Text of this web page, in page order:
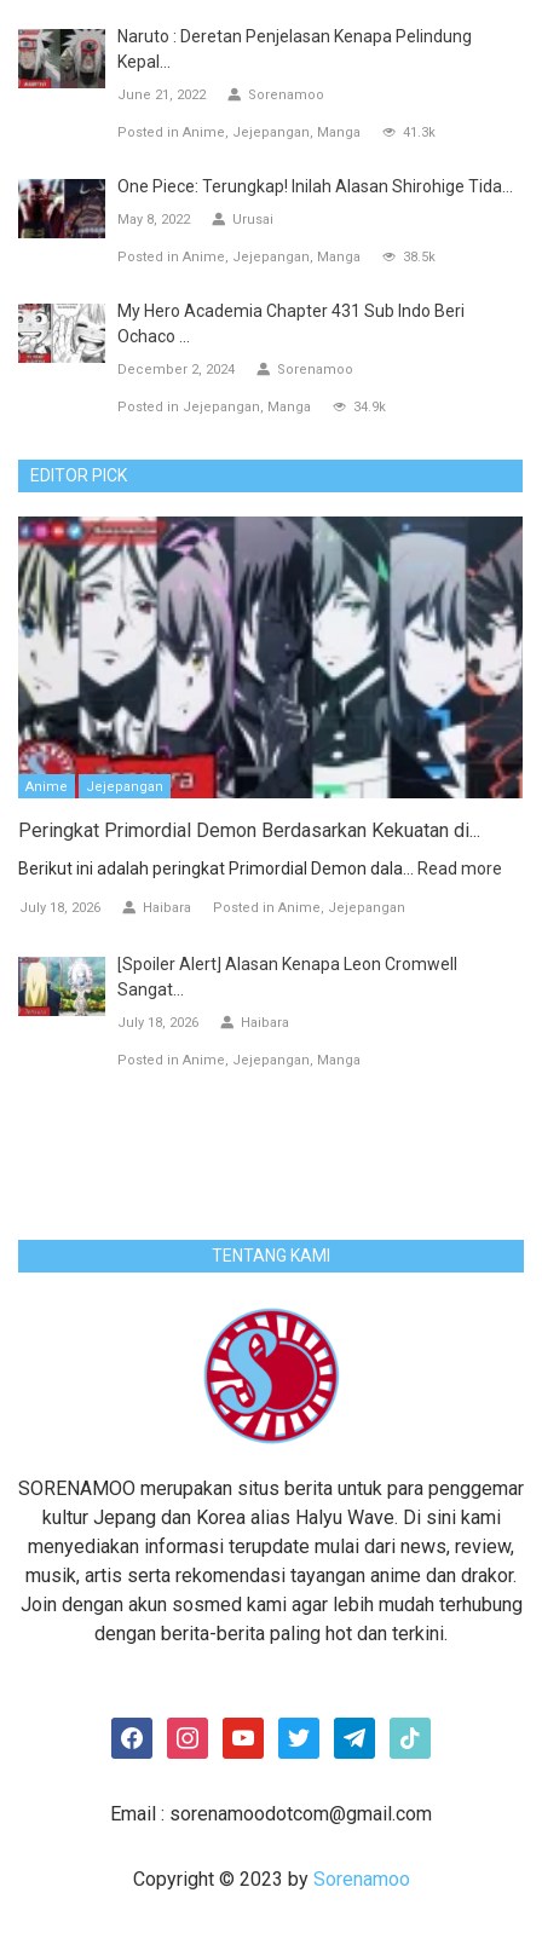
Naruto : Deretan Penjelasan Kenapa Pelindung
Kepal...
June 21, 2022 Sorenamoo
Posted in Anime Jejepangan Manga 41.3k
One Piece: Terungkap! Inilah Alasan Shirohige Tida...
May 8, 2022 Urusai
Posted in Anime Jejepangan Manga 38.5k
My Hero Academia Chapter 431 Sub Indo Beri
Ochaco ...
December 2, 2024 Sorenamoo
Posted in Jejepangan Manga 34.9k
EDITOR PICK
Anime Jejepangan
Peringkat Primordial Demon Berdasarkan Kekuatan di...
Berikut ini adalah peringkat Primordial Demon dala... Read more
July 18, 2026 Haibara Posted in Anime Jejepangan
[Spoiler Alert] Alasan Kenapa Leon Cromwell
Sangat...
July 18, 2026 Haibara
Posted in Anime Jejepangan Manga
TENTANG KAMI
SORENAMOO merupakan situs berita untuk para penggemar
kultur Jepang dan Korea alias Halyu Wave. Di sini kami
menyediakan informasi terupdate mulai dari news, review,
musik, artis serta rekomendasi tayangan anime dan drakor.
Join dengan akun sosmed kami agar lebih mudah terhubung
dengan berita-berita paling hot dan terkini.
facebookinstagramyoutubetwitter telegramtiktok
Email : sorenamoodotcom@gmail.com
Copyright © 2023 by Sorenamoo